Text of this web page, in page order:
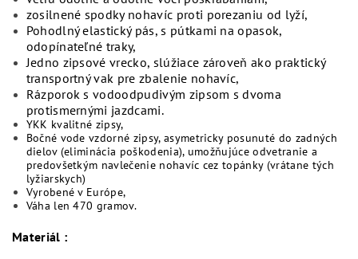
zosilnené spodky nohavíc proti porezaniu od lyží,
Pohodlný elastický pás, s pútkami na opasok,
odopínateľné traky,
Jedno zipsové vrecko, slúžiace zároveň ako praktický
transportný vak pre zbalenie nohavíc,
Rázporok s vodoodpudivým zipsom s dvoma
protismernými jazdcami.
YKK kvalitné zipsy,
Bočné vode vzdorné zipsy, asymetricky posunuté do zadných
dielov (eliminácia poškodenia), umožňujúce odvetranie a
predovšetkým navlečenie nohavíc cez topánky (vrátane tých
lyžiarskych)
Vyrobené v Európe,
Váha len 470 gramov.
Materiál :